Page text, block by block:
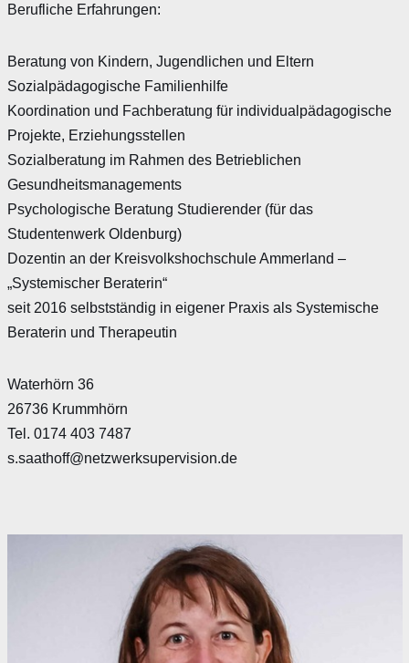
Berufliche Erfahrungen:
Beratung von Kindern, Jugendlichen und Eltern
Sozialpädagogische Familienhilfe
Koordination und Fachberatung für individualpädagogische
Projekte, Erziehungsstellen
Sozialberatung im Rahmen des Betrieblichen
Gesundheitsmanagements
Psychologische Beratung Studierender (für das
Studentenwerk Oldenburg)
Dozentin an der Kreisvolkshochschule Ammerland –
„Systemischer Beraterin“
seit 2016 selbstständig in eigener Praxis als Systemische
Beraterin und Therapeutin
Waterhörn 36
26736 Krummhörn
Tel. 0174 403 7487
s.saathoff@netzwerksupervision.de